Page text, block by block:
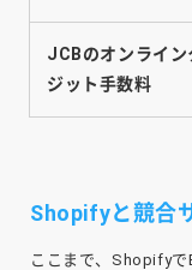
JCBのオンライン
ジット手数料
Shopifyと競合
ここまで、Shopifyで